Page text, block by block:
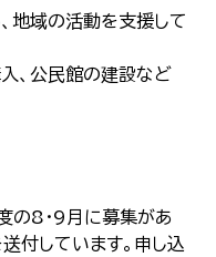
地域の活動を支援して
、公民館の建設など
の8・9月に募集があ
付しています。申し込